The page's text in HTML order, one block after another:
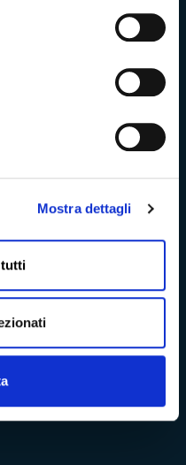
Mostra dettagli